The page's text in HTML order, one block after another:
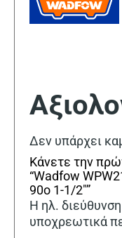
Δεν υπάρχει
Κάνετε την
“Wadfow
90ο 1-1/2″”
Η ηλ.
υποχρεωτικά